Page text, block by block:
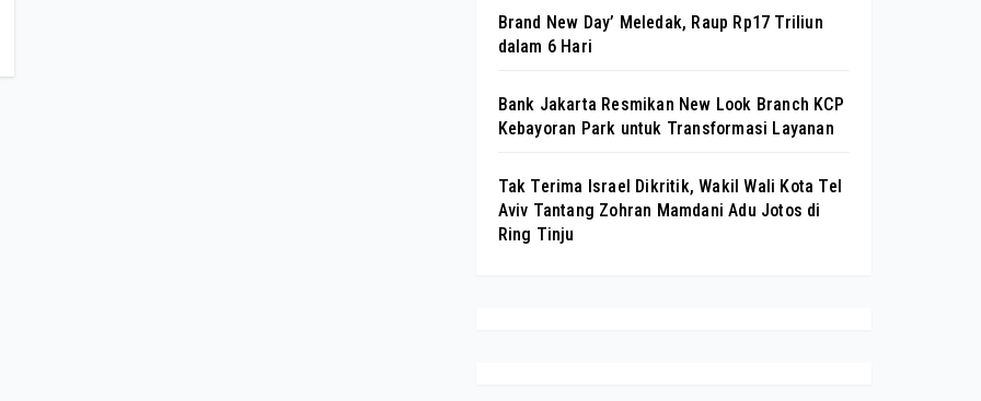
Brand New Day’ Meledak, Raup Rp17 Triliun
dalam 6 Hari
Bank Jakarta Resmikan New Look Branch KCP
Kebayoran Park untuk Transformasi Layanan
Tak Terima Israel Dikritik, Wakil Wali Kota Tel
Aviv Tantang Zohran Mamdani Adu Jotos di
Ring Tinju